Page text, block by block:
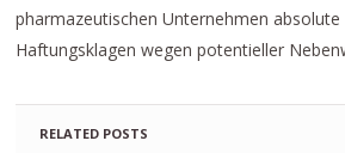
pharmazeutischen Unternehmen
Haftungsklagen wegen potentieller
RELATED POSTS